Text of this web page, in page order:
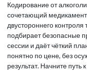
Кодирование от
сочетающий
двустороннего контроля
подбирает безопасные
сессии и даёт чёткий
понятно по цене, без
результат. Начните путь